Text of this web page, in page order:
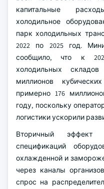
капитальные
холодильное
парк холодильных
2022 по 2025 год.
сообщило, что к
холодильных
миллионов
примерно 176
году, поскольку
логистики ускорили
Вторичный эффект
спецификаций
охлажденной и
через каналы
спрос на